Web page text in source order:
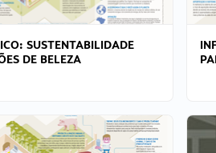
SUSTENTABILIDADE
DE BELEZA